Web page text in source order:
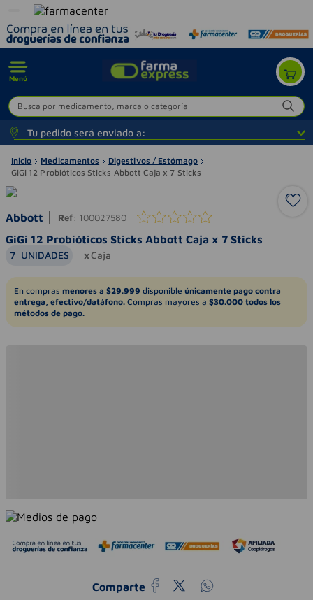
Menú
Busca por medicamento, marca o categoría
Tu pedido será enviado a:
Inicio Medicamentos
Digestivos / Estómago
GiGi 12 Probióticos Sticks Abbott Caja x 7 Sticks
Abbott Ref: 100027580
GiGi 12 Probióticos Sticks Abbott Caja x 7 Sticks
7 UNIDADES Caja
En compras menores a $29.999 disponible únicamente pago contra
entrega, efectivo/datáfono. Compras mayores a $30.000 todos los
métodos de pago.
Comparte